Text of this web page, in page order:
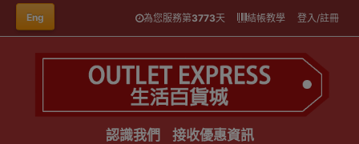
Eng 為您服務第3773天 結帳教學 登入/註冊
認識我們 接收優惠資訊